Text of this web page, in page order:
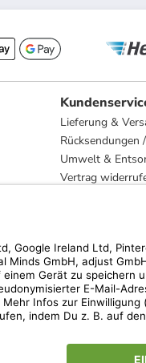
Lieferung &
Rücksendungen
Umwelt &
Vertrag
entsprechen der
aktuellen